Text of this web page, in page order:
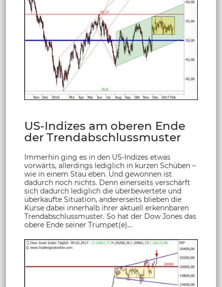
US-Indizes am oberen Ende
der Trendabschlussmuster
Immerhin ging es in den US-Indizes etwas
vorwärts, allerdings lediglich in kurzen Schüben –
wie in einem Stau eben. Und gewonnen ist
dadurch noch nichts. Denn einerseits verschärft
sich dadurch lediglich die überbewertete und
überkaufte Situation, andererseits blieben die
Kurse dabei innerhalb ihrer aktuell erkennbaren
Trendabschlussmuster. So hat der Dow Jones das
obere Ende seiner Trumpet(e)…